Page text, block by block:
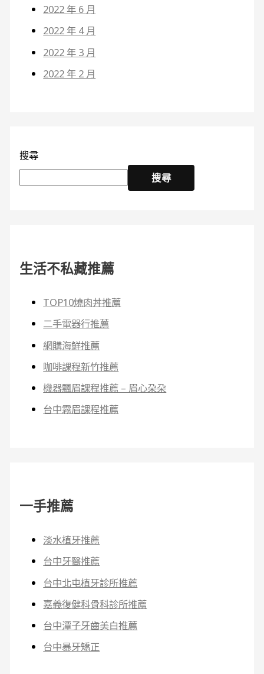
2022 年 6 月
2022 年 4 月
2022 年 3 月
2022 年 2 月
搜尋
搜尋
生活不私藏推薦
TOP10燒肉丼推薦
二手電器行推薦
網購海鮮推薦
咖啡課程新竹推薦
機器飄眉課程推薦 – 眉心朶朶
台中霧眉課程推薦
一手推薦
淡水植牙推薦
台中牙醫推薦
台中北屯植牙診所推薦
嘉義復健科骨科診所推薦
台中潭子牙齒美白推薦
台中暴牙矯正